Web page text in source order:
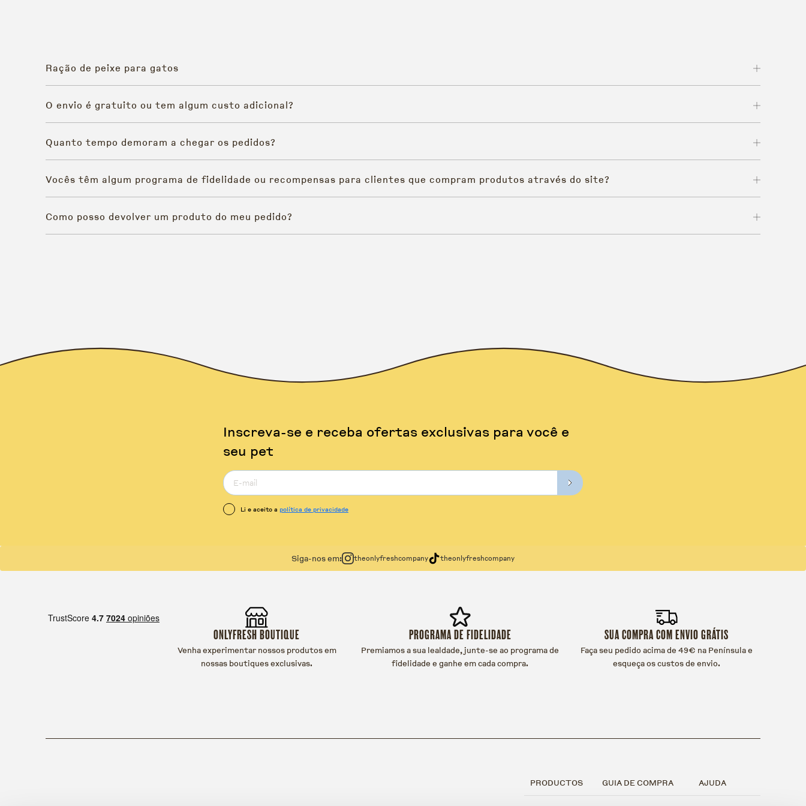
Ração de peixe para gatos
O envio é gratuito ou tem algum custo adicional?
Quanto tempo demoram a chegar os pedidos?
Vocês têm algum programa de fidelidade ou recompensas para clientes que compram produtos através do site?
Como posso devolver um produto do meu pedido?
Inscreva-se e receba ofertas exclusivas para você e
seu pet
Li e aceito a política de privacidade
Siga-nos em: theonlyfreshcompany theonlyfreshcompany
ONLYFRESH BOUTIQUE
Venha experimentar nossos produtos em
nossas boutiques exclusivas.
PROGRAMA DE FIDELIDADE
Premiamos a sua lealdade, junte-se ao programa de
fidelidade e ganhe em cada compra.
SUA COMPRA COM ENVIO GRÁTIS
Faça seu pedido acima de 49€ na Península e
esqueça os custos de envio.
PRODUCTOS GUIA DE COMPRA AJUDA